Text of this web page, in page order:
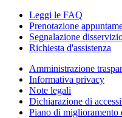
Leggi le FAQ
Prenotazione
Segnalazione
Richiesta d'assistenza
Amministrazione
Informativa privacy
Note legali
Dichiarazione di
Piano di miglioramento